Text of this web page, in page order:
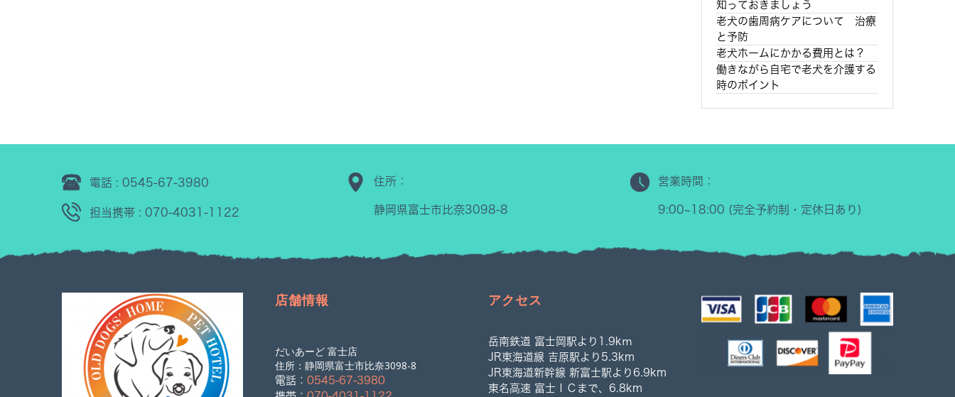
知っておきましょう
老犬の歯周病ケアについて 治療
と予防
老犬ホームにかかる費用とは？
働きながら自宅で老犬を介護する
時のポイント
電話 : 0545-67-3980
担当携帯 : 070-4031-1122
住所：
静岡県富士市比奈3098-8
営業時間：
9:00~18:00 (完全予約制・定休日あり)
店舗情報
だいあーど 富士店
住所：静岡県富士市比奈3098-8
電話： 0545-67-3980
アクセス
岳南鉄道 富士岡駅より1.9kｍ
JR東海道線 吉原駅より5.3km
JR東海道新幹線 新富士駅より6.9km
東名高速 富士ＩＣまで、6.8km